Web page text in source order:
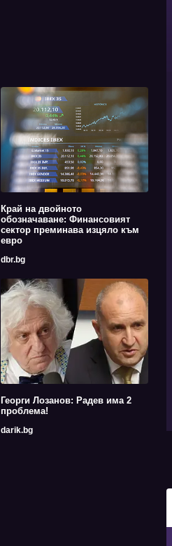
Край на двойното
обозначаване: Финансовият
сектор преминава изцяло към
евро
dbr.bg
Георги Лозанов: Радев има 2
проблема!
darik.bg